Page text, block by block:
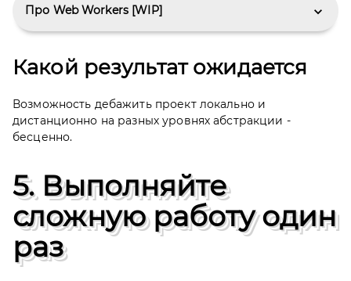
Про Web Workers [WIP]
Какой результат ожидается
Возможность дебажить проект локально и
дистанционно на разных уровнях абстракции -
бесценно.
5. Выполняйте
сложную работу один
раз